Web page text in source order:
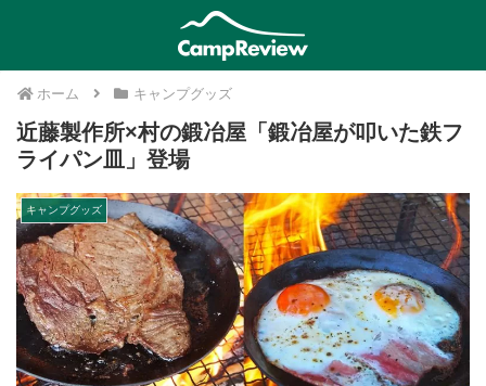
ホーム キャンプグッズ
近藤製作所×村の鍛冶屋「鍛冶屋が叩いた鉄フ
ライパン皿」登場
キャンプグッズ